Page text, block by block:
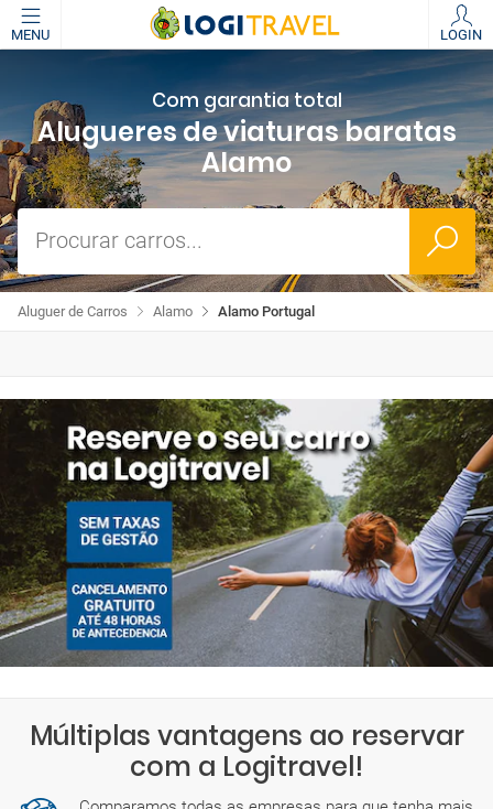
MENU LOGIN
Com garantia total
Alugueres de viaturas baratas
Alamo
Procurar carros...
Alamo Portugal
Alamo
Aluguer de Carros
Múltiplas vantagens ao reservar
com a Logitravel!